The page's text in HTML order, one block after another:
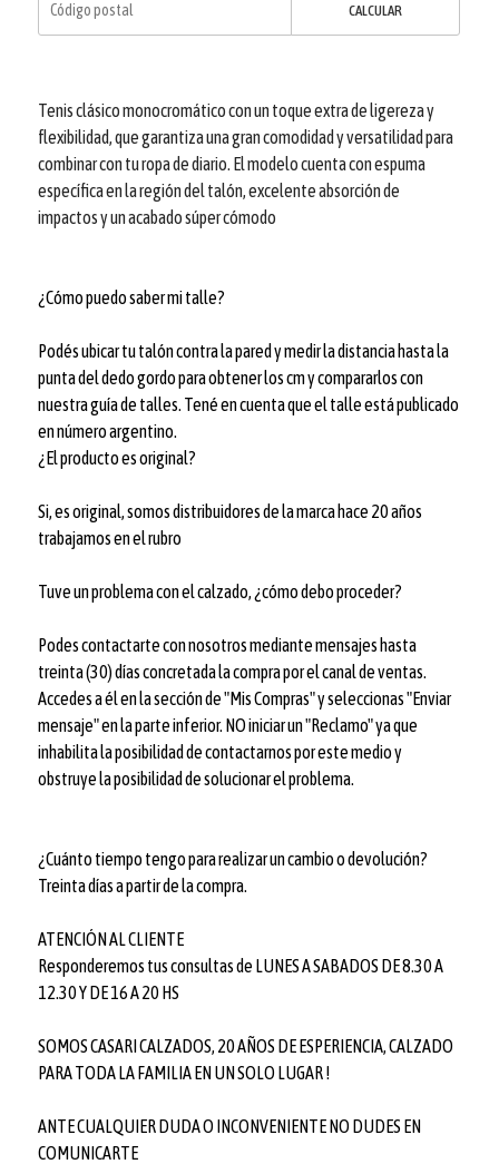
CALCULAR
Tenis clásico monocromático con un toque extra de ligereza y
flexibilidad, que garantiza una gran comodidad y versatilidad para
combinar con tu ropa de diario. El modelo cuenta con espuma
específica en la región del talón, excelente absorción de
impactos y un acabado súper cómodo
¿Cómo puedo saber mi talle?
Podés ubicar tu talón contra la pared y medir la distancia hasta la
punta del dedo gordo para obtener los cm y compararlos con
nuestra guía de talles. Tené en cuenta que el talle está publicado
en número argentino.
¿El producto es original?
Si, es original, somos distribuidores de la marca hace 20 años
trabajamos en el rubro
Tuve un problema con el calzado, ¿cómo debo proceder?
Podes contactarte con nosotros mediante mensajes hasta
treinta (30) días concretada la compra por el canal de ventas.
Accedes a él en la sección de "Mis Compras" y seleccionas "Enviar
mensaje" en la parte inferior. NO iniciar un "Reclamo" ya que
inhabilita la posibilidad de contactarnos por este medio y
obstruye la posibilidad de solucionar el problema.
¿Cuánto tiempo tengo para realizar un cambio o devolución?
Treinta días a partir de la compra.
ATENCIÓN AL CLIENTE
Responderemos tus consultas de LUNES A SABADOS DE 8.30 A
12.30 Y DE 16 A 20 HS
SOMOS CASARI CALZADOS, 20 AÑOS DE ESPERIENCIA, CALZADO
PARA TODA LA FAMILIA EN UN SOLO LUGAR !
ANTE CUALQUIER DUDA O INCONVENIENTE NO DUDES EN
COMUNICARTE